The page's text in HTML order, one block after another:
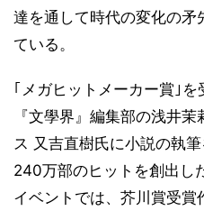
達を通して時代の変化の矛
ている。
｢メガヒットメーカー賞｣
『文學界』編集部の浅井
ス 又吉直樹氏に小説の執
240万部のヒットを創出し
イベントでは、芥川賞受賞